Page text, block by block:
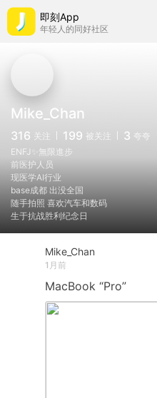
即刻App
年轻人的同好社区
Mike_Chan
316 关注 199 被关注 3 夸夸
ENFJ✨無限進步
前医护人员
现医学AI行业
base成都 出没全国
随手拍照 喜欢汽车和数码
生于抗战胜利纪念日
Mike_Chan
1月前
MacBook “Pro”